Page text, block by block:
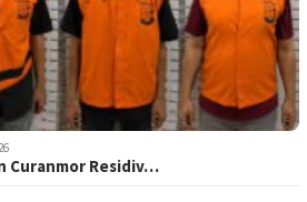
Curanmor Residiv…